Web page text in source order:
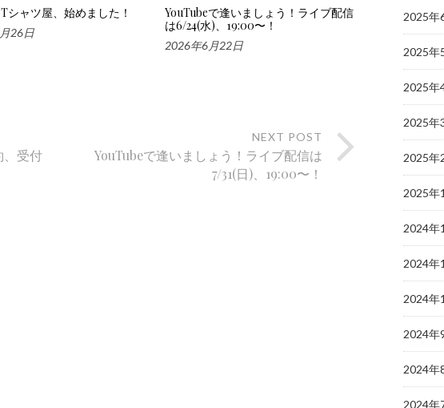
シャツ屋、始めました！
26日
YouTubeで逢いましょう！ライブ配信
は6/24(水)、19:00〜！
2026年6月22日
、受付
NEXT POST
YouTubeで逢いましょう！ライブ配信は
7/31(日)、19:00〜！
2025年
2025年
2025年
2025年
2025年
2025年
2024年
2024年
2024年
2024年
2024年
2024年